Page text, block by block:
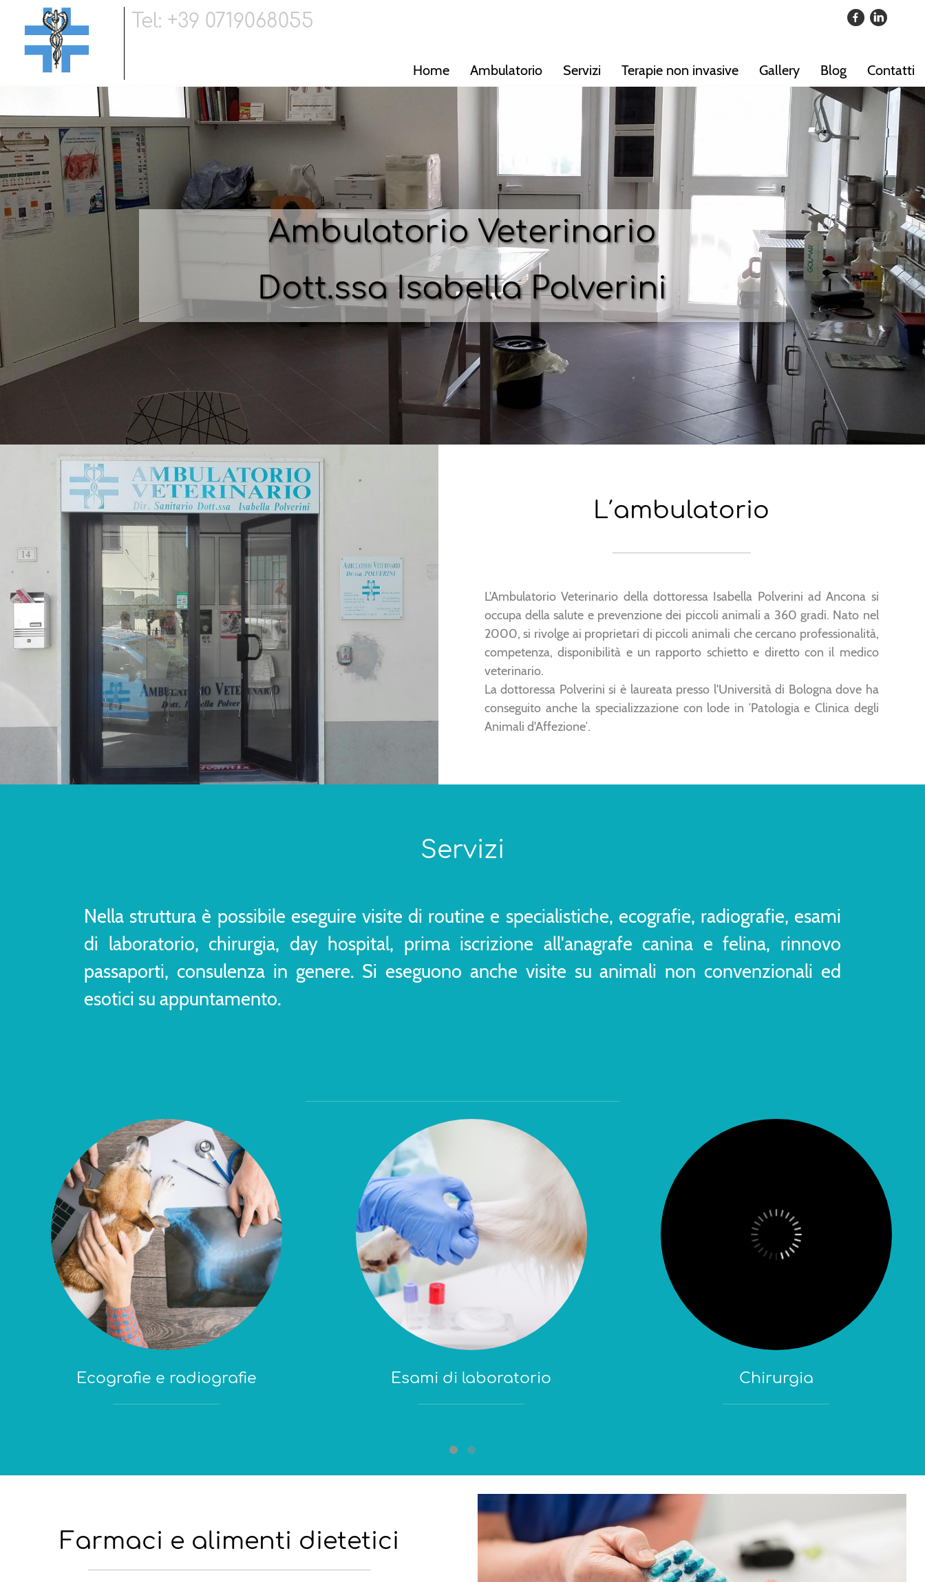
Tel: +39 0719068055
Home Ambulatorio Servizi Terapie non invasive Gallery Blog Contatti
Ambulatorio Veterinario
Dott.ssa Isabella Polverini
L′ambulatorio
L'Ambulatorio Veterinario della dottoressa Isabella Polverini ad Ancona si
occupa della salute e prevenzione dei piccoli animali a 360 gradi. Nato nel
2000, si rivolge ai proprietari di piccoli animali che cercano professionalità,
competenza, disponibilità e un rapporto schietto e diretto con il medico
veterinario.
La dottoressa Polverini si è laureata presso l'Università di Bologna dove ha
conseguito anche la specializzazione con lode in ′Patologia e Clinica degli
Animali d'Affezione′.
Servizi
Nella struttura è possibile eseguire visite di routine e specialistiche, ecografie, radiografie, esami
di laboratorio, chirurgia, day hospital, prima iscrizione all'anagrafe canina e felina, rinnovo
passaporti, consulenza in genere. Si eseguono anche visite su animali non convenzionali ed
esotici su appuntamento.
Ecografie e radiografie Esami di laboratorio Chirurgia
Farmaci e alimenti dietetici